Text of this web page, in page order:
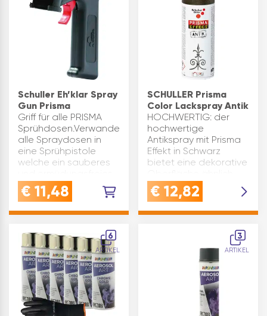
Schuller Eh’klar Spray
Gun Prisma
Griff für alle PRISMA
Sprühdosen.Verwandelt
alle Spraydosen in
eine Sprühpistole
welche ein sauberes
Lackieren, auch bei
größeren Flächen,
ermöglicht.Ermögli…
€ 11,48
SCHULLER Prisma
Color Lackspray Antik
HOCHWERTIG: der
hochwertige
Antikspray mit Prisma
Effekt in Schwarz
bietet eine dekorative
wie sandbestrahltes
Eisen - ideal für
LookVERWENDUNG:
Sprühlack für Metall,
€ 12,82
6
ARTIKEL
3
ARTIKEL